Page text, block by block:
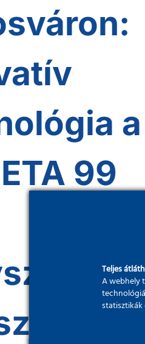
a
99
Teljes
A webhely
statisztikák